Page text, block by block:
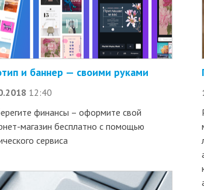
и баннер — своими руками
12:40
финансы – оформите свой
магазин бесплатно с помощью
сервиса